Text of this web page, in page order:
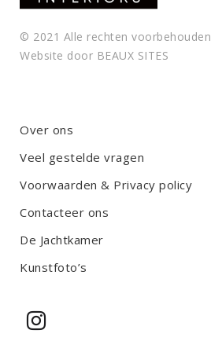
© 2021 Alle rechten voorbehouden
Website door BEAUX SITES
Over ons
Veel gestelde vragen
Voorwaarden & Privacy policy
Contacteer ons
De Jachtkamer
Kunstfoto’s